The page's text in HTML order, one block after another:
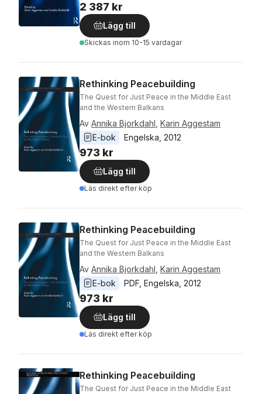
2 387 kr
Lägg till
Skickas inom 10-15 vardagar
Rethinking Peacebuilding
The Quest for Just Peace in the Middle East
and the Western Balkans
Av Annika Bjorkdahl Karin Aggestam
E-bok
Engelska 2012
973 kr
Lägg till
Läs direkt efter köp
Rethinking Peacebuilding
The Quest for Just Peace in the Middle East
and the Western Balkans
Av Annika Bjorkdahl Karin Aggestam
E-bok
PDF Engelska 2012
973 kr
Lägg till
Läs direkt efter köp
Rethinking Peacebuilding
The Quest for Just Peace in the Middle East